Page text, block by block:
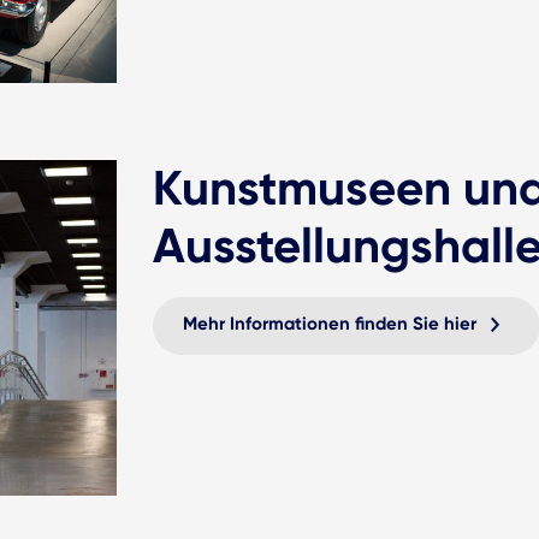
Kunstmuseen
Mehr Informationen finden Sie hier